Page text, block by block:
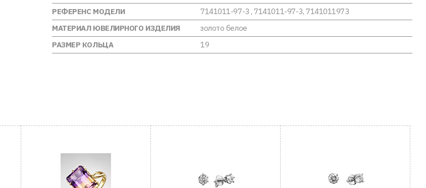
РЕФЕРЕНС МОДЕЛИ
7141011-97-3 , 7141011-97-3, 7141011973
МАТЕРИАЛ ЮВЕЛИРНОГО ИЗДЕЛИЯ
золото белое
РАЗМЕР КОЛЬЦА
19